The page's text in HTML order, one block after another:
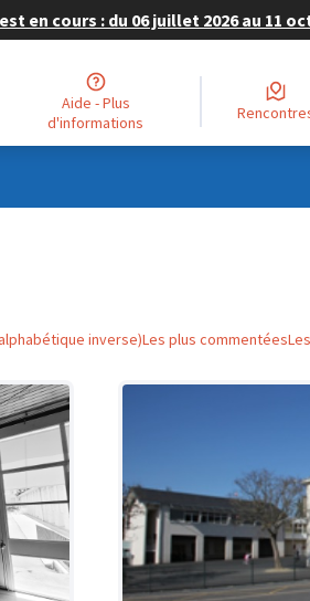
en cours : du 06 juillet 2026 au 11
Aide - Plus
d'informations
inverse)Les plus commentées